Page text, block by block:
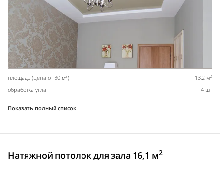
площадь (цена от 30 м2) 13,2 м2
обработка угла 4 шт
Показать полный список
Натяжной потолок для зала 16,1 м2